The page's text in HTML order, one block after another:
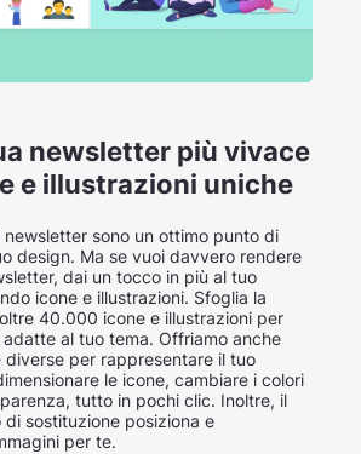
newsletter più vivace
e illustrazioni uniche
newsletter sono un ottimo punto di
design. Ma se vuoi davvero rendere
dai un tocco in più al tuo
icone e illustrazioni. Sfoglia la
40.000 icone e illustrazioni per
al tuo tema. Offriamo anche
per rappresentare il tuo
le icone, cambiare i colori
tutto in pochi clic. Inoltre, il
di sostituzione posiziona e
per te.